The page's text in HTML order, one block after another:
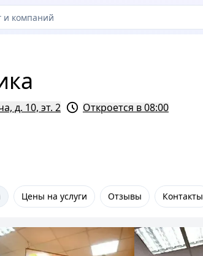
д. 10, эт. 2 Откроется в 08:00
Цены на услуги Отзывы Контакты